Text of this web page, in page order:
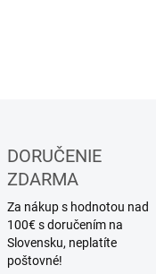
DORUČENIE
ZDARMA
Za nákup s hodnotou nad
100€ s doručením na
Slovensku, neplatíte
poštovné!